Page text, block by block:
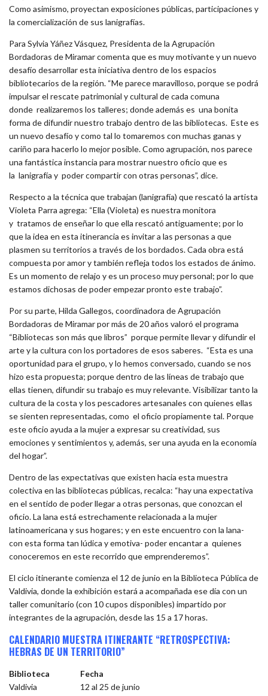
Como asimismo, proyectan exposiciones públicas, participaciones y
la comercialización de sus lanigrafías.
Para Sylvia Yáñez Vásquez, Presidenta de la Agrupación
Bordadoras de Miramar comenta que es muy motivante y un nuevo
desafío desarrollar esta iniciativa dentro de los espacios
bibliotecarios de la región. “Me parece maravilloso, porque se podrá
impulsar el rescate patrimonial y cultural de cada comuna
donde realizaremos los talleres; donde además es una bonita
forma de difundir nuestro trabajo dentro de las bibliotecas. Este es
un nuevo desafío y como tal lo tomaremos con muchas ganas y
cariño para hacerlo lo mejor posible. Como agrupación, nos parece
una fantástica instancia para mostrar nuestro oficio que es
la lanigrafía y poder compartir con otras personas”, dice.
Respecto a la técnica que trabajan (lanigrafía) que rescató la artista
Violeta Parra agrega: “Ella (Violeta) es nuestra monitora
y tratamos de enseñar lo que ella rescató antiguamente; por lo
que la idea en esta itinerancia es invitar a las personas a que
plasmen su territorios a través de los bordados. Cada obra está
compuesta por amor y también refleja todos los estados de ánimo.
Es un momento de relajo y es un proceso muy personal; por lo que
estamos dichosas de poder empezar pronto este trabajo”.
Por su parte, Hilda Gallegos, coordinadora de Agrupación
Bordadoras de Miramar por más de 20 años valoró el programa
“Bibliotecas son más que libros” porque permite llevar y difundir el
arte y la cultura con los portadores de esos saberes. “Esta es una
oportunidad para el grupo, y lo hemos conversado, cuando se nos
hizo esta propuesta; porque dentro de las líneas de trabajo que
ellas tienen, difundir su trabajo es muy relevante. Visibilizar tanto la
cultura de la costa y los pescadores artesanales con quienes ellas
se sienten representadas, como el oficio propiamente tal. Porque
este oficio ayuda a la mujer a expresar su creatividad, sus
emociones y sentimientos y, además, ser una ayuda en la economía
del hogar”.
Dentro de las expectativas que existen hacia esta muestra
colectiva en las bibliotecas públicas, recalca: “hay una expectativa
en el sentido de poder llegar a otras personas, que conozcan el
oficio. La lana está estrechamente relacionada a la mujer
latinoamericana y sus hogares; y en este encuentro con la lana-
con esta forma tan lúdica y emotiva- poder encantar a quienes
conoceremos en este recorrido que emprenderemos”.
El ciclo itinerante comienza el 12 de junio en la Biblioteca Pública de
Valdivia, donde la exhibición estará a acompañada ese día con un
taller comunitario (con 10 cupos disponibles) impartido por
integrantes de la agrupación, desde las 15 a 17 horas.
CALENDARIO MUESTRA ITINERANTE “RETROSPECTIVA:
HEBRAS DE UN TERRITORIO”
Biblioteca
Fecha
Valdivia
12 al 25 de junio